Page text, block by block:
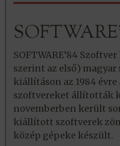
SOFTWARE’84
szerint az első)
kiállításon az 1984
szoftvereket állították
novemberben került
kiállított szoftverek
közép gépeke készült.